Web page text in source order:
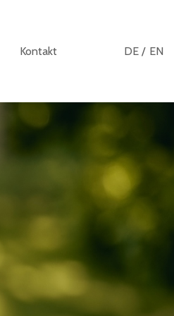
Kontakt DE / EN